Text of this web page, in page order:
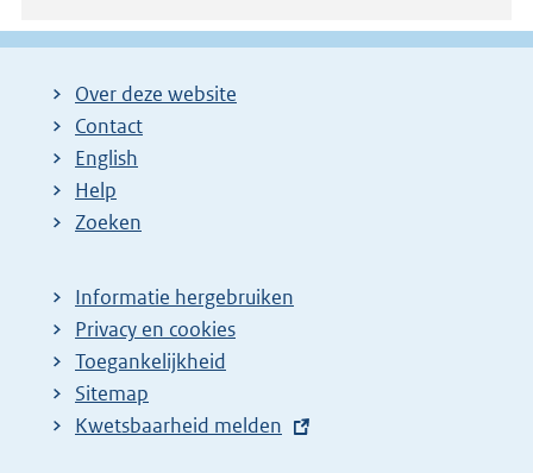
Over deze website
Contact
English
Help
Zoeken
Informatie hergebruiken
Privacy en cookies
Toegankelijkheid
Sitemap
E
Kwetsbaarheid melden